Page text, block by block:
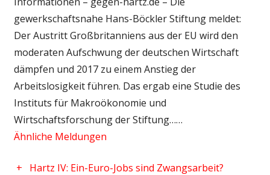
gewerkschaftsnahe Hans-Böckler Stiftung meldet:
Der Austritt Großbritanniens aus der EU wird den
moderaten Aufschwung der deutschen Wirtschaft
dämpfen und 2017 zu einem Anstieg der
Arbeitslosigkeit führen. Das ergab eine Studie des
Instituts für Makroökonomie und
Wirtschaftsforschung der Stiftung……
Ähnliche Meldungen
+
Hartz IV: Ein-Euro-Jobs sind Zwangsarbeit?